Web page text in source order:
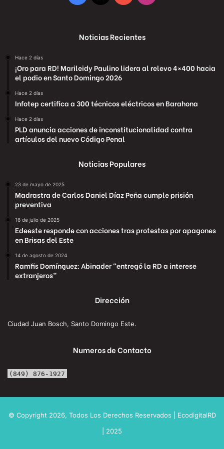
Noticias Recientes
Hace 2 días
¡Oro para RD! Marileidy Paulino lidera al relevo 4×400 hacia
el podio en Santo Domingo 2026
Hace 2 días
Infotep certifica a 300 técnicos eléctricos en Barahona
Hace 2 días
PLD anuncia acciones de inconstitucionalidad contra
artículos del nuevo Código Penal
Noticias Populares
23 de mayo de 2025
Madrastra de Carlos Daniel Díaz Peña cumple prisión
preventiva
16 de julio de 2025
Edeeste responde con acciones tras protestas por apagones
en Brisas del Este
14 de agosto de 2024
Ramfis Domínguez: Abinader “entregó la RD a interese
extranjeros”
Dirección
Ciudad Juan Bosch, Santo Domingo Este.
Numeros de Contacto
(849) 876-1927
© Copyright 2026, Todos Los Derechos Reservados | EcodigitalRD
| 2025